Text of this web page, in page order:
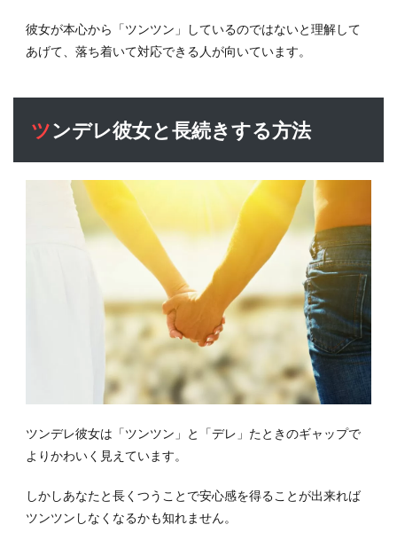
彼女が本心から「ツンツン」しているのではないと理解して
あげて、落ち着いて対応できる人が向いています。
ツンデレ彼女と長続きする方法
ツンデレ彼女は「ツンツン」と「デレ」たときのギャップで
よりかわいく見えています。
しかしあなたと長くつうことで安心感を得ることが出来れば
ツンツンしなくなるかも知れません。